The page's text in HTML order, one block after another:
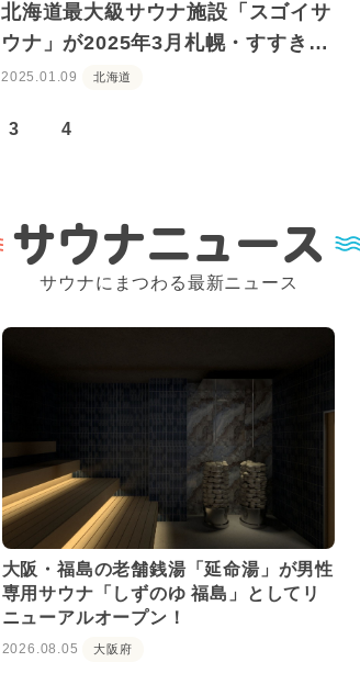
北海道最大級サウナ施設「スゴイサ
ウナ」が2025年3月札幌・すすきの
にオープン！
2025.01.09 北海道
3 4
サウナニュース
サウナにまつわる最新ニュース
大阪・福島の老舗銭湯「延命湯」が男性
専用サウナ「しずのゆ 福島」としてリ
ニューアルオープン！
2026.08.05 大阪府